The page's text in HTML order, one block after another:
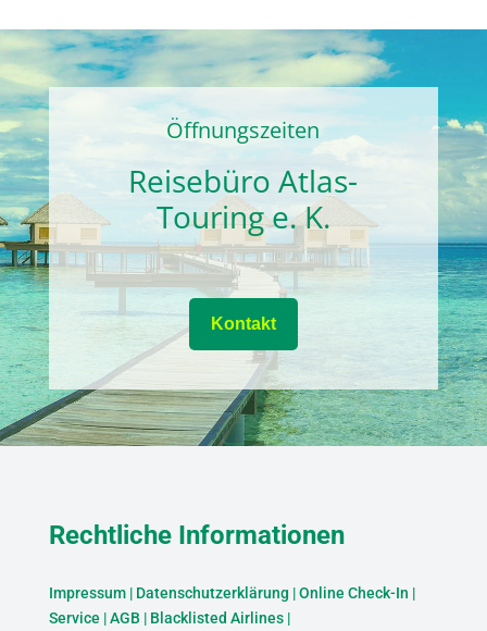
Öffnungszeiten
Reisebüro Atlas-
Touring e. K.
Kontakt
Rechtliche Informationen
Impressum| Datenschutzerklärung |Online Check-In |
Service |AGB | Blacklisted Airlines|